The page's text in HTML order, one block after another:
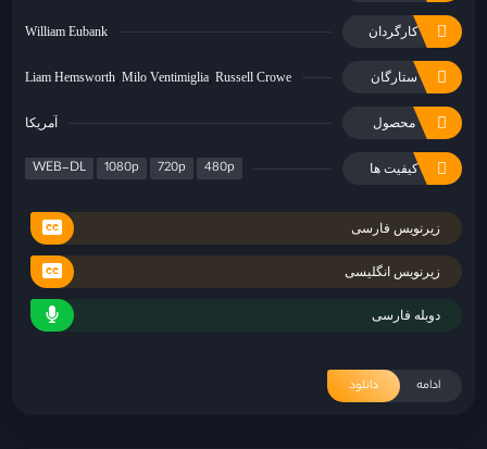
کارگردان William Eubank
ستارگان Liam Hemsworth Milo Ventimiglia Russell Crowe
محصول آمریکا
کیفیت ها WEB-DL 1080p 720p 480p
زیرنویس فارسی
زیرنویس انگلیسی
دوبله فارسی
ادامه دانلود